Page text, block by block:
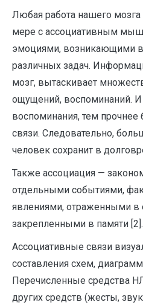
Любая работа нашего мозга
мере с ассоциативным
эмоциями, возникающими в
различных задач.
мозг, вытаскивает
ощущений, воспоминаний. И
воспоминания, тем прочнее
связи. Следовательно,
человек сохранит в
Также ассоциация —
отдельными событиями,
явлениями, отраженными в
закрепленными в памяти [2].
Ассоциативные связи
составления схем,
Перечисленные средства
других средств (жесты,